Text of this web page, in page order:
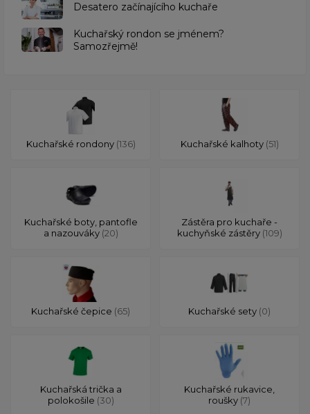
Desatero začínajícího kuchaře
Kuchařský rondon se jménem?
Samozřejmě!
Kuchařské rondony (136) Kuchařské kalhoty (51)
Kuchařské boty, pantofle
a nazouváky (20)
Zástěra pro kuchaře -
kuchyňské zástěry (109)
Kuchařské čepice (65) Kuchařské sety (0)
Kuchařská trička a
polokošile (30)
Kuchařské rukavice,
roušky (7)